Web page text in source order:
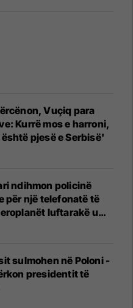
Vuçiq para
Kurrë mos e harroni,
pjesë e Serbisë'
ndihmon policinë
për një telefonatë të
luftarakë u
ajër për të
sulmohen në Poloni -
presidentit të